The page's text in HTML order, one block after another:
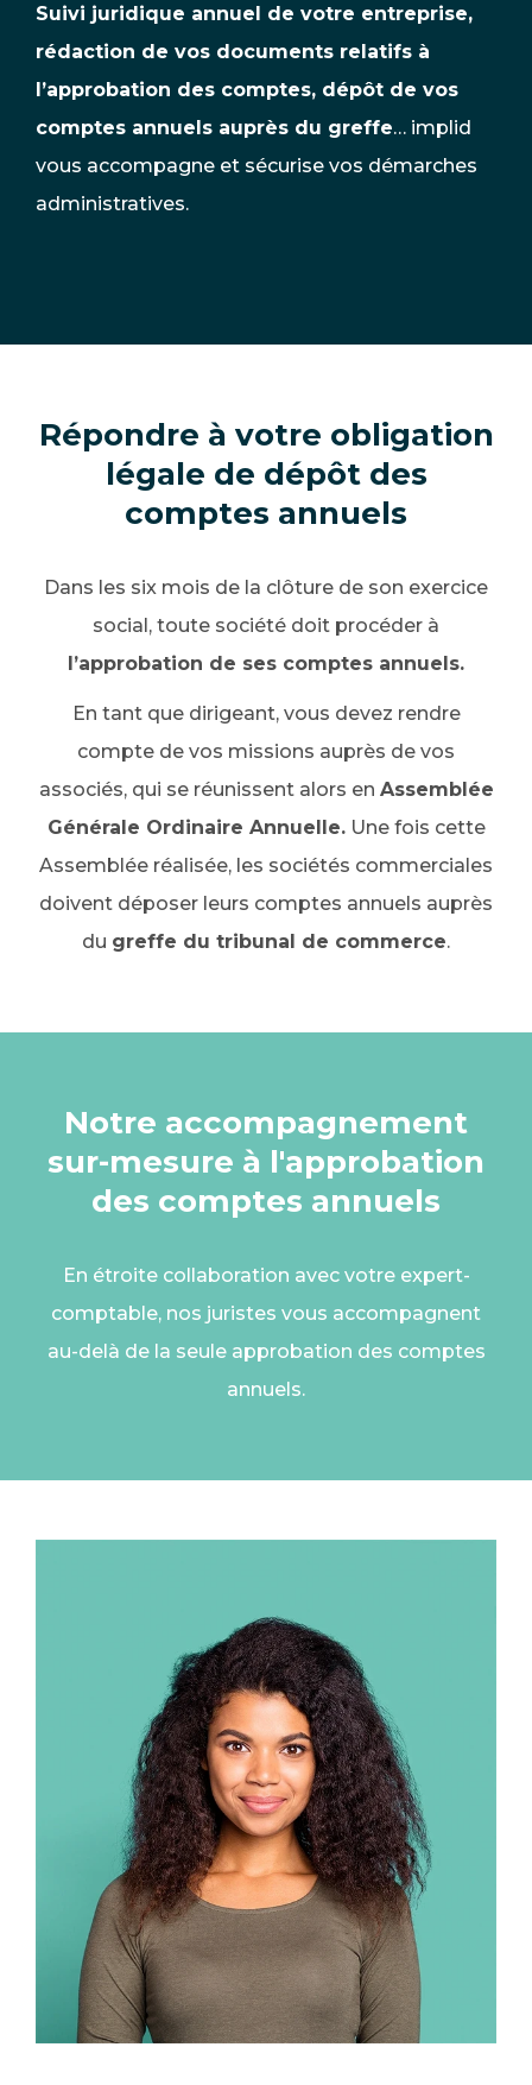
Suivi juridique annuel de votre entreprise,
rédaction de vos documents relatifs à
l’approbation des comptes, dépôt de vos
comptes annuels auprès du greffe… implid
vous accompagne et sécurise vos démarches
administratives.
Répondre à votre obligation
légale de dépôt des
comptes annuels
Dans les six mois de la clôture de son exercice
social, toute société doit procéder à
l’approbation de ses comptes annuels.
En tant que dirigeant, vous devez rendre
compte de vos missions auprès de vos
associés, qui se réunissent alors en Assemblée
Générale Ordinaire Annuelle.Une fois cette
Assemblée réalisée, les sociétés commerciales
doivent déposer leurs comptes annuels auprès
du greffe du tribunal de commerce.
Notre accompagnement
sur-mesure à l'approbation
des comptes annuels
En étroite collaboration avec votre expert-
comptable, nos juristes vous accompagnent
au-delà de la seule approbation des comptes
annuels.